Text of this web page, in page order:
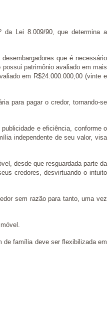
Lei 8.009/90, que determina a
que é necessário
patrimônio avaliado em mais
em R$24.000.000,00 (vinte e
para pagar o credor, tornando-se
e eficiência, conforme o
independente de seu valor, visa
desde que resguardada parte da
credores, desvirtuando o intuito
sem razão para tanto, uma vez
de família deve ser flexibilizada em